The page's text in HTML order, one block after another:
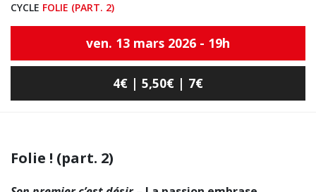
CYCLE FOLIE (PART. 2)
ven. 13 mars 2026 - 19h
4€ | 5,50€ | 7€
Folie ! (part. 2)